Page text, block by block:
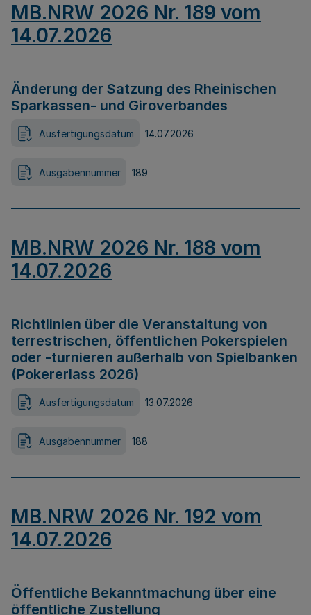
MB.NRW 2026 Nr. 189 vom
14.07.2026
Änderung der Satzung des Rheinischen
Sparkassen- und Giroverbandes
Ausfertigungsdatum 14.07.2026
Ausgabennummer 189
MB.NRW 2026 Nr. 188 vom
14.07.2026
Richtlinien über die Veranstaltung von
terrestrischen, öffentlichen Pokerspielen
oder -turnieren außerhalb von Spielbanken
(Pokererlass 2026)
Ausfertigungsdatum 13.07.2026
Ausgabennummer 188
MB.NRW 2026 Nr. 192 vom
14.07.2026
Öffentliche Bekanntmachung über eine
öffentliche Zustellung